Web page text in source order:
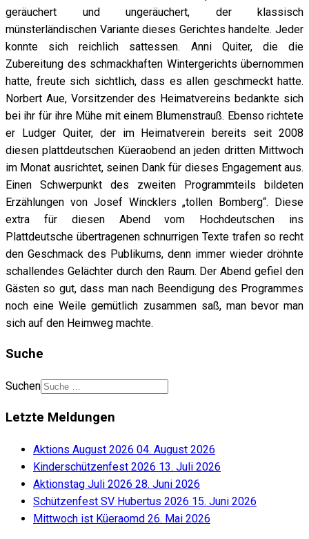
geräuchert und ungeräuchert, der klassisch
münsterländischen Variante dieses Gerichtes handelte. Jeder
konnte sich reichlich sattessen. Anni Quiter, die die
Zubereitung des schmackhaften Wintergerichts übernommen
hatte, freute sich sichtlich, dass es allen geschmeckt hatte.
Norbert Aue, Vorsitzender des Heimatvereins bedankte sich
bei ihr für ihre Mühe mit einem Blumenstrauß. Ebenso richtete
er Ludger Quiter, der im Heimatverein bereits seit 2008
diesen plattdeutschen Küeraobend an jeden dritten Mittwoch
im Monat ausrichtet, seinen Dank für dieses Engagement aus.
Einen Schwerpunkt des zweiten Programmteils bildeten
Erzählungen von Josef Wincklers „tollen Bomberg“. Diese
extra für diesen Abend vom Hochdeutschen ins
Plattdeutsche übertragenen schnurrigen Texte trafen so recht
den Geschmack des Publikums, denn immer wieder dröhnte
schallendes Gelächter durch den Raum. Der Abend gefiel den
Gästen so gut, dass man nach Beendigung des Programmes
noch eine Weile gemütlich zusammen saß, man bevor man
sich auf den Heimweg machte.
Suche
Suchen
Letzte Meldungen
Aktions August 2026 04. August 2026
Kinderschützenfest 2026 13. Juli 2026
Aktionstag Juli 2026 28. Juni 2026
Schützenfest SV Hubertus 2026 15. Juni 2026
Mittwoch ist Küeraomd 26. Mai 2026